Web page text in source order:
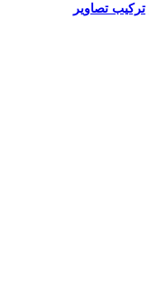
ترکیب تصاویر